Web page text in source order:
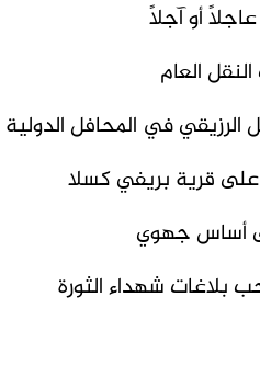
أو آجلاً
العام
في المحافل الدولية
على أساس جهوي
بلاغات شهداء الثورة